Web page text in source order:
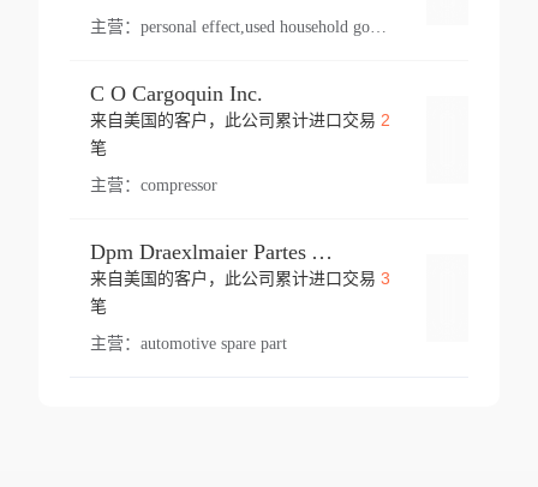
主营： personal effect,used household goods
C O Cargoquin Inc.
来自美国的客户，此公司累计进口交易 2
笔
主营： compressor
Dpm Draexlmaier Partes Automotrices Corr Ind Huejotzingo
来自美国的客户，此公司累计进口交易 3
笔
主营： automotive spare part